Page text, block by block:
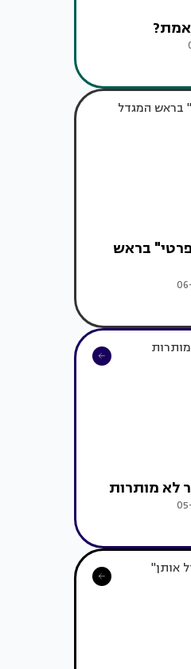
18: "בית פרטי" בראש
לא מותרות